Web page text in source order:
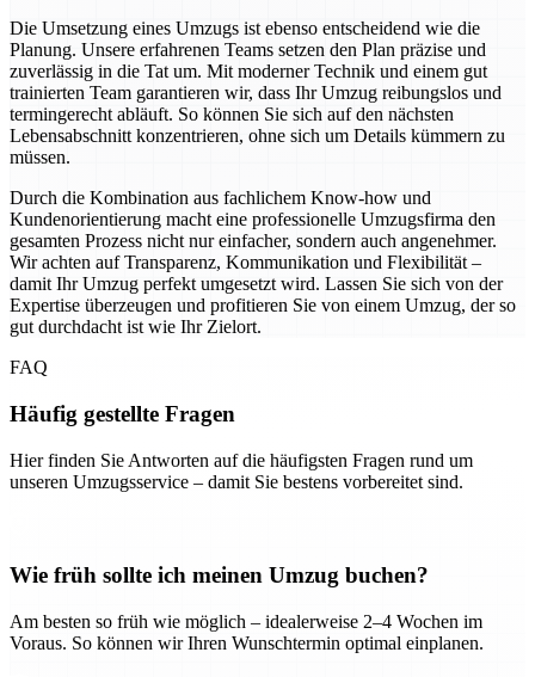
Die Umsetzung eines Umzugs ist ebenso entscheidend wie die
Planung. Unsere erfahrenen Teams setzen den Plan präzise und
zuverlässig in die Tat um. Mit moderner Technik und einem gut
trainierten Team garantieren wir, dass Ihr Umzug reibungslos und
termingerecht abläuft. So können Sie sich auf den nächsten
Lebensabschnitt konzentrieren, ohne sich um Details kümmern zu
müssen.
Durch die Kombination aus fachlichem Know-how und
Kundenorientierung macht eine professionelle Umzugsfirma den
gesamten Prozess nicht nur einfacher, sondern auch angenehmer.
Wir achten auf Transparenz, Kommunikation und Flexibilität –
damit Ihr Umzug perfekt umgesetzt wird. Lassen Sie sich von der
Expertise überzeugen und profitieren Sie von einem Umzug, der so
gut durchdacht ist wie Ihr Zielort.
FAQ
Häufig gestellte Fragen
Hier finden Sie Antworten auf die häufigsten Fragen rund um
unseren Umzugsservice – damit Sie bestens vorbereitet sind.
Wie früh sollte ich meinen Umzug buchen?
Am besten so früh wie möglich – idealerweise 2–4 Wochen im
Voraus. So können wir Ihren Wunschtermin optimal einplanen.